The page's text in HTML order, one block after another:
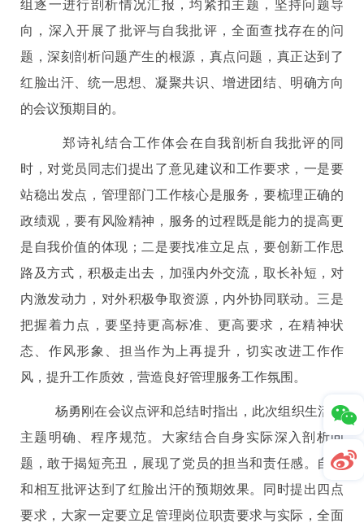
组逐一进行剖析情况汇报，均紧扣主题，坚持问题导
向，深入开展了批评与自我批评，全面查找存在的问
题，深刻剖析问题产生的根源，真点问题，真正达到了
红脸出汗、统一思想、凝聚共识、增进团结、明确方向
的会议预期目的。
郑诗礼结合工作体会在自我剖析自我批评的同
时，对党员同志们提出了意见建议和工作要求，一是要
站稳出发点，管理部门工作核心是服务，要梳理正确的
政绩观，要有风险精神，服务的过程既是能力的提高更
是自我价值的体现；二是要找准立足点，要创新工作思
路及方式，积极走出去，加强内外交流，取长补短，对
内激发动力，对外积极争取资源，内外协同联动。三是
把握着力点，要坚持更高标准、更高要求，在精神状
态、作风形象、担当作为上再提升，切实改进工作作
风，提升工作质效，营造良好管理服务工作氛围。
杨勇刚在会议点评和总结时指出，此次组织生活会
主题明确、程序规范。大家结合自身实际深入剖析问
题，敢于揭短亮丑，展现了党员的担当和责任感。自我
和相互批评达到了红脸出汗的预期效果。同时提出四点
要求，大家一定要立足管理岗位职责要求与实际，全面